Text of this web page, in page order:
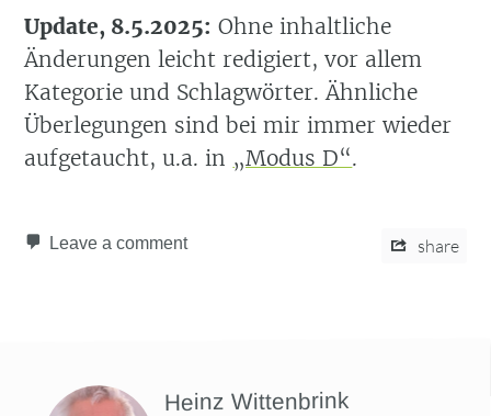
Update, 8.5.2025: Ohne inhaltliche
Änderungen leicht redigiert, vor allem
Kategorie und Schlagwörter. Ähnliche
Überlegungen sind bei mir immer wieder
aufgetaucht, u.a. in „Modus D“.
Leave a comment share
Heinz Wittenbrink